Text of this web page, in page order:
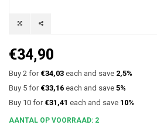
€34,90
Buy 2 for €34,03 each and save 2,5%
Buy 5 for €33,16 each and save 5%
Buy 10 for €31,41 each and save 10%
AANTAL OP VOORRAAD: 2